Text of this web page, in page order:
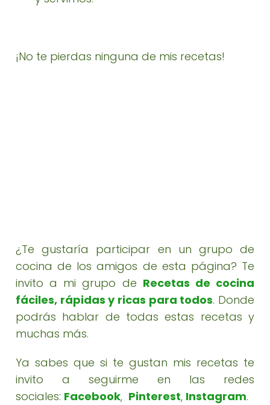
¡No te pierdas ninguna de mis recetas!
¿Te gustaría participar en un grupo de
cocina de los amigos de esta página? Te
invito a mi grupo de Recetas de cocina
fáciles, rápidas y ricas para todos. Donde
podrás hablar de todas estas recetas y
muchas más.
Ya sabes que si te gustan mis recetas te
invito a seguirme en las redes
sociales: Facebook, Pinterest, Instagram.